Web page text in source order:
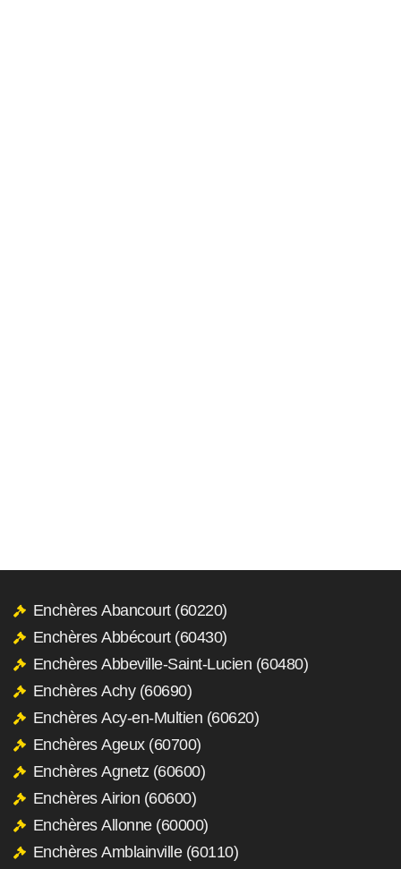
Enchères Abancourt (60220)
Enchères Abbécourt (60430)
Enchères Abbeville-Saint-Lucien (60480)
Enchères Achy (60690)
Enchères Acy-en-Multien (60620)
Enchères Ageux (60700)
Enchères Agnetz (60600)
Enchères Airion (60600)
Enchères Allonne (60000)
Enchères Amblainville (60110)